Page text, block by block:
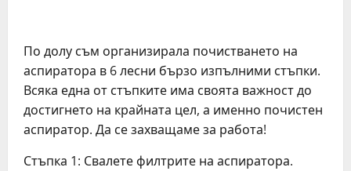
По долу съм организирала почистването на
аспиратора в 6 лесни бързо изпълними стъпки.
Всяка една от стъпките има своята важност до
достигнето на крайната цел, а именно почистен
аспиратор. Да се захващаме за работа!
Стъпка 1: Свалете филтрите на аспиратора.